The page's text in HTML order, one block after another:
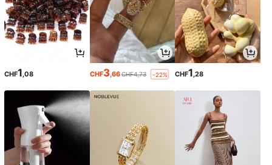
CHF1 ,08 CHF3,66CHF4,73 -22% CHF1 ,28